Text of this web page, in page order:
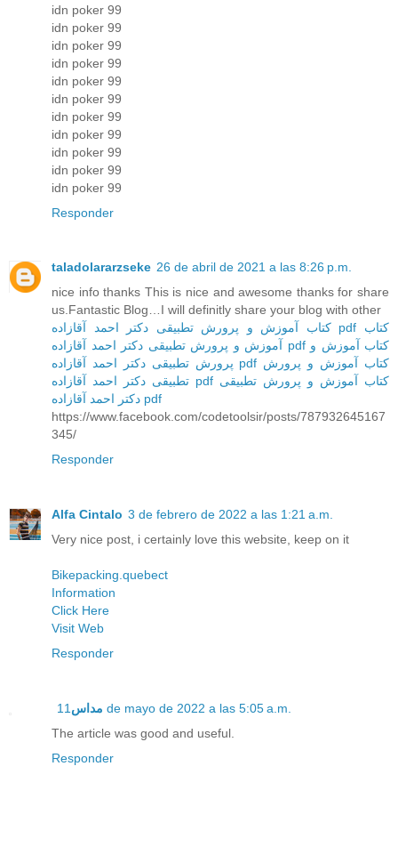
idn poker 99
idn poker 99
idn poker 99
idn poker 99
idn poker 99
idn poker 99
idn poker 99
idn poker 99
idn poker 99
idn poker 99
idn poker 99
Responder
taladolararzseke 26 de abril de 2021 a las 8:26 p.m.
nice info thanks This is nice and awesome thanks for share
us.Fantastic Blog…I will definitly share your blog with other
کتاب آموزش و پرورش تطبیقی دکتر احمد آقازاده pdf
کتاب
آموزش و پرورش تطبیقی دکتر احمد آقازاده pdf کتاب آموزش و
پرورش تطبیقی دکتر احمد آقازاده pdf کتاب آموزش و پرورش
تطبیقی دکتر احمد آقازاده pdf کتاب آموزش و پرورش تطبیقی
دکتر احمد آقازاده pdf
https://www.facebook.com/codetoolsir/posts/787932645167
345/
Responder
Alfa Cintalo 3 de febrero de 2022 a las 1:21 a.m.
Very nice post, i certainly love this website, keep on it
Bikepacking.quebect
Information
Click Here
Visit Web
Responder
مداس 11 de mayo de 2022 a las 5:05 a.m.
The article was good and useful.
Responder